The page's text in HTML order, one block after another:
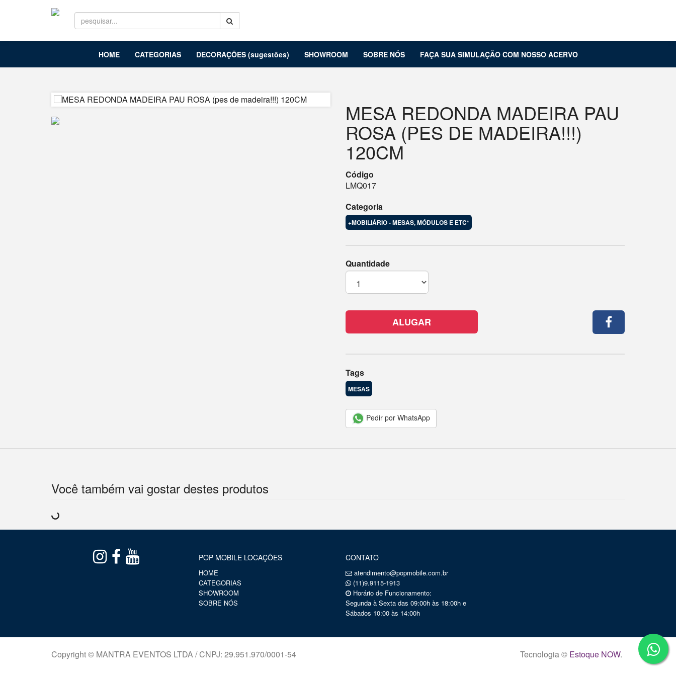
HOME CATEGORIAS DECORAÇÕES (sugestões) SHOWROOM SOBRE NÓS FAÇA SUA SIMULAÇÃO COM NOSSO ACERVO
MESA REDONDA MADEIRA PAU
ROSA (PES DE MADEIRA!!!)
120CM
Código
LMQ017
Categoria
+MOBILIÁRIO - MESAS, MÓDULOS E ETC*
Quantidade
ALUGAR
Tags
MESAS
Pedir por WhatsApp
Você também vai gostar destes produtos
POP MOBILE LOCAÇÕES
HOME
CATEGORIAS
SHOWROOM
SOBRE NÓS
CONTATO
atendimento@popmobile.com.br
(11)9.9115-1913
Horário de Funcionamento:
Segunda à Sexta das 09:00h às 18:00h e
Sábados 10:00 às 14:00h
Copyright © MANTRA EVENTOS LTDA / CNPJ: 29.951.970/0001-54 Tecnologia © Estoque NOW.